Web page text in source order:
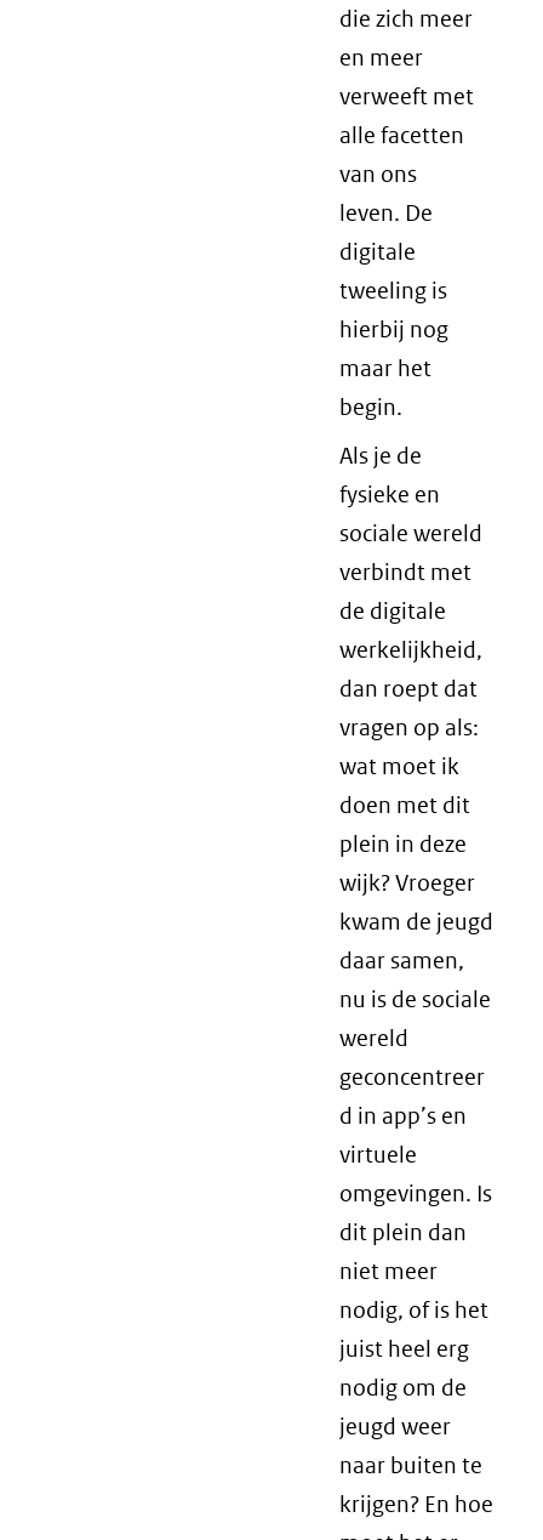
die zich meer
en meer
verweeft met
alle facetten
van ons
leven. De
digitale
tweeling is
hierbij nog
maar het
begin.
Als je de
fysieke en
sociale wereld
verbindt met
de digitale
werkelijkheid,
dan roept dat
vragen op als:
wat moet ik
doen met dit
plein in deze
wijk? Vroeger
kwam de jeugd
daar samen,
nu is de sociale
wereld
geconcentreer
d in app’s en
virtuele
omgevingen. Is
dit plein dan
niet meer
nodig, of is het
juist heel erg
nodig om de
jeugd weer
naar buiten te
krijgen? En hoe